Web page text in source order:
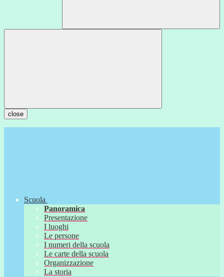
close
Scuola
Panoramica
Presentazione
I luoghi
Le persone
I numeri della scuola
Le carte della scuola
Organizzazione
La storia